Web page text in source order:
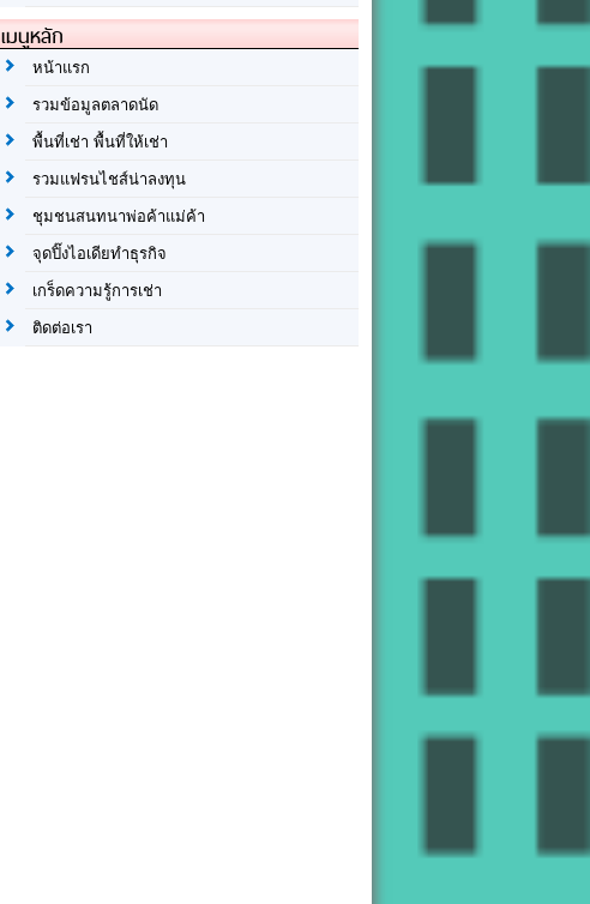
เมนูหลัก
หน้าแรก
รวมข้อมูลตลาดนัด
พื้นที่เช่า พื้นที่ให้เช่า
รวมแฟรนไชส์น่าลงทุน
ชุมชนสนทนาพ่อค้าแม่ค้า
จุดปิ๊งไอเดียทำธุรกิจ
เกร็ดความรู้การเช่า
ติดต่อเรา